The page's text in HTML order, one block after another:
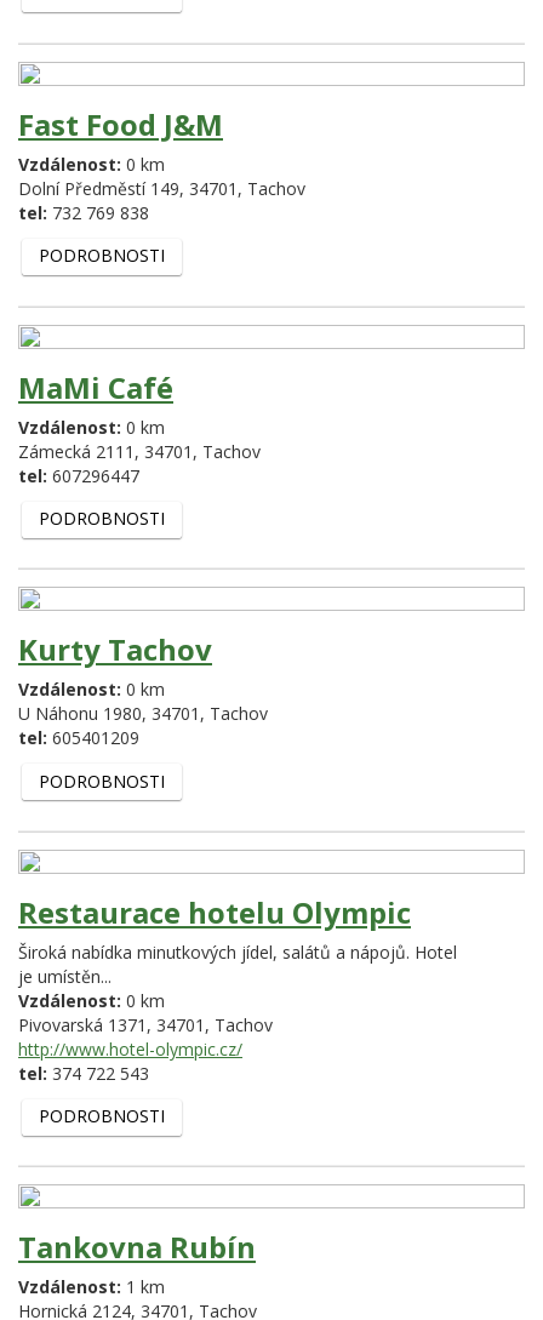
Fast Food J&M
Vzdálenost: 0 km
Dolní Předměstí 149, 34701, Tachov
tel: 732 769 838
PODROBNOSTI
MaMi Café
Vzdálenost: 0 km
Zámecká 2111, 34701, Tachov
tel: 607296447
PODROBNOSTI
Kurty Tachov
Vzdálenost: 0 km
U Náhonu 1980, 34701, Tachov
tel: 605401209
PODROBNOSTI
Restaurace hotelu Olympic
Široká nabídka minutkových jídel, salátů a nápojů. Hotel
je umístěn...
Vzdálenost: 0 km
Pivovarská 1371, 34701, Tachov
http://www.hotel-olympic.cz/
tel: 374 722 543
PODROBNOSTI
Tankovna Rubín
Vzdálenost: 1 km
Hornická 2124, 34701, Tachov